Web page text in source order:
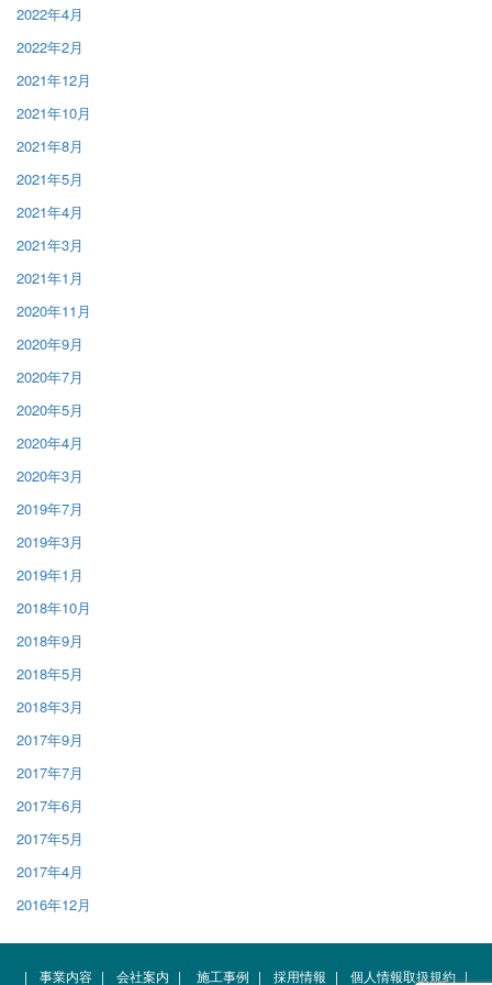
2022年4月
2022年2月
2021年12月
2021年10月
2021年8月
2021年5月
2021年4月
2021年3月
2021年1月
2020年11月
2020年9月
2020年7月
2020年5月
2020年4月
2020年3月
2019年7月
2019年3月
2019年1月
2018年10月
2018年9月
2018年5月
2018年3月
2017年9月
2017年7月
2017年6月
2017年5月
2017年4月
2016年12月
| 事業内容 | 会社案内 | 施工事例 | 採用情報 | 個人情報取扱規約 |